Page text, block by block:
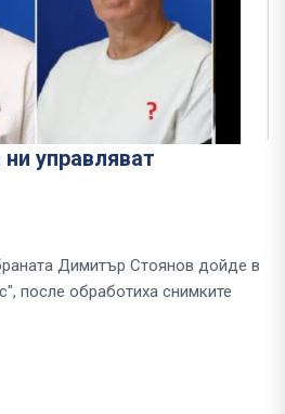
управляват
Димитър Стоянов дойде в
после обработиха снимките